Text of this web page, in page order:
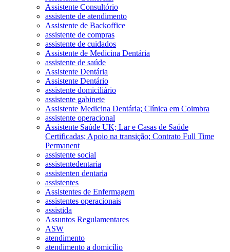
Assistente Consultório
assistente de atendimento
Assistente de Backoffice
assistente de compras
assistente de cuidados
Assistente de Medicina Dentária
assistente de saúde
Assistente Dentária
Assistente Dentário
assistente domiciliário
assistente gabinete
Assistente Medicina Dentária; Clínica em Coimbra
assistente operacional
Assistente Saúde UK; Lar e Casas de Saúde
Certificadas; Apoio na transição; Contrato Full Time
Permanent
assistente social
assistentedentaria
assistenten dentaria
assistentes
Assistentes de Enfermagem
assistentes operacionais
assistida
Assuntos Regulamentares
ASW
atendimento
atendimento a domicílio